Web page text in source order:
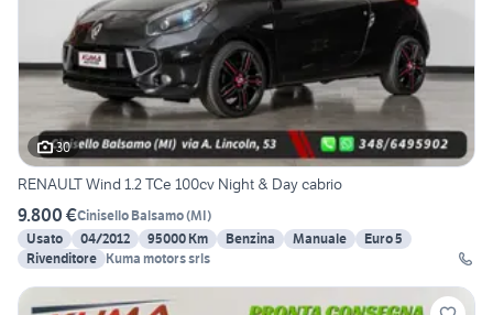
30
RENAULT Wind 1.2 TCe 100cv Night & Day cabrio
9.800 €Cinisello Balsamo(MI)
Usato
04/2012 95000 Km Benzina Manuale
Euro 5
Rivenditore Kuma motors srls